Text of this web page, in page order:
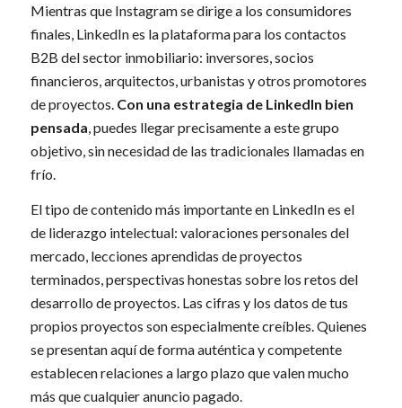
Mientras que Instagram se dirige a los consumidores
finales, LinkedIn es la plataforma para los contactos
B2B del sector inmobiliario: inversores, socios
financieros, arquitectos, urbanistas y otros promotores
de proyectos. Con una estrategia de LinkedIn bien
pensada, puedes llegar precisamente a este grupo
objetivo, sin necesidad de las tradicionales llamadas en
frío.
El tipo de contenido más importante en LinkedIn es el
de liderazgo intelectual: valoraciones personales del
mercado, lecciones aprendidas de proyectos
terminados, perspectivas honestas sobre los retos del
desarrollo de proyectos. Las cifras y los datos de tus
propios proyectos son especialmente creíbles. Quienes
se presentan aquí de forma auténtica y competente
establecen relaciones a largo plazo que valen mucho
más que cualquier anuncio pagado.